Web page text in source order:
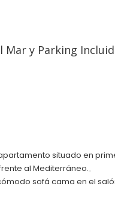
Mar y Parking
situado en
al Mediterráneo.
sofá cama en el